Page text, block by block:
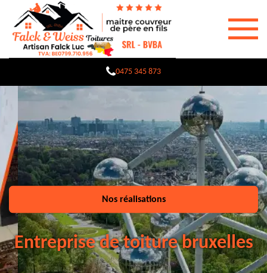
0475 345 873
Nos réalisations
Entreprise de toiture bruxelles